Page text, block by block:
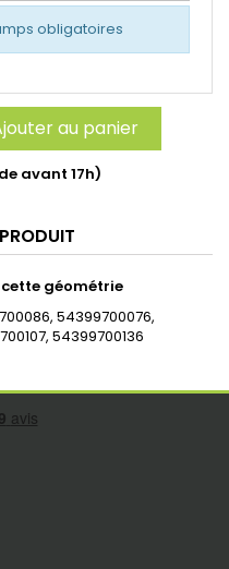
obligatoires
au panier
avant 17h)
cette géométrie
54399700076,
54399700136